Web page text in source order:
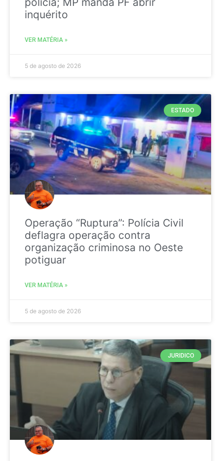
inquérito
VER MATÉRIA »
5 de agosto de 2026
ESTADO
Operação “Ruptura”: Polícia Civil
deflagra operação contra
organização criminosa no Oeste
potiguar
VER MATÉRIA »
5 de agosto de 2026
JURIDICO